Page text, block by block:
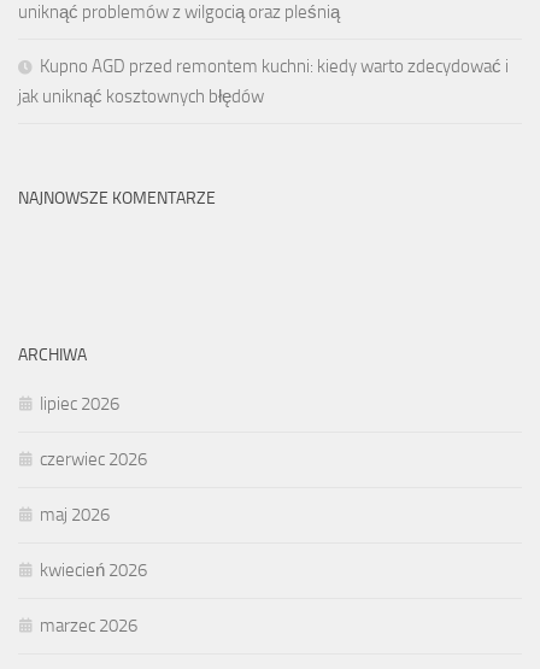
uniknąć problemów z wilgocią oraz pleśnią
Kupno AGD przed remontem kuchni: kiedy warto zdecydować i
jak uniknąć kosztownych błędów
NAJNOWSZE KOMENTARZE
ARCHIWA
lipiec 2026
czerwiec 2026
maj 2026
kwiecień 2026
marzec 2026